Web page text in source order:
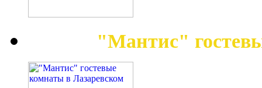
"Мантис"